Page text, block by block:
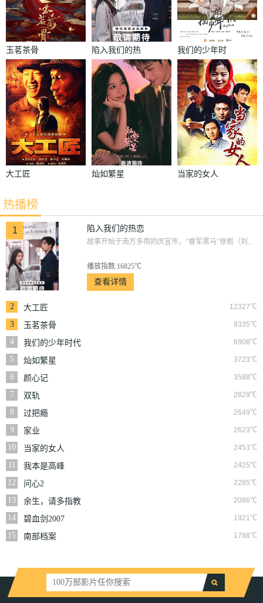
玉茗茶骨
陷入我们的热
恋
我们的少年时
代
大工匠 灿如繁星 当家的女人
热播榜
1 陷入我们的热恋
故事开始于南方多雨的庆宜市，“睿军黑马”徐栀（刘...
播放指数:16825℃
查看详情
2 12327℃
大工匠
3
9335℃
玉茗茶骨
4
6908℃
我们的少年时代
5
3723℃
灿如繁星
6
3588℃
颜心记
7
2829℃
双轨
8
2649℃
过把瘾
9
2623℃
家业
10
2453℃
当家的女人
11
2425℃
我本是高峰
12
2285℃
问心2
13
2086℃
余生，请多指教
14
1921℃
碧血剑2007
15
1788℃
南部档案